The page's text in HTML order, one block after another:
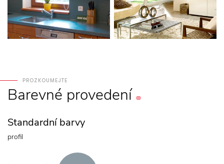
PROZKOUMEJTE
Barevné provedení
Standardní barvy
profil